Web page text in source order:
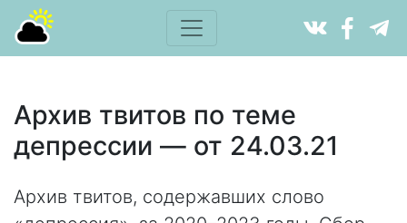
Архив твитов по теме
депрессии — от 24.03.21
Архив твитов, содержавших слово